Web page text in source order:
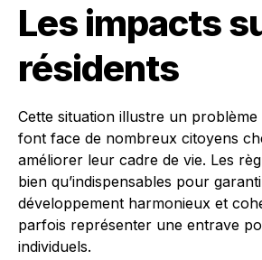
Les impacts
résidents
Cette situation illustre un
font face de nombreux citoyens
améliorer leur cadre de vie. Les
bien qu’indispensables pour
développement harmonieux et
parfois représenter une entrave
individuels.